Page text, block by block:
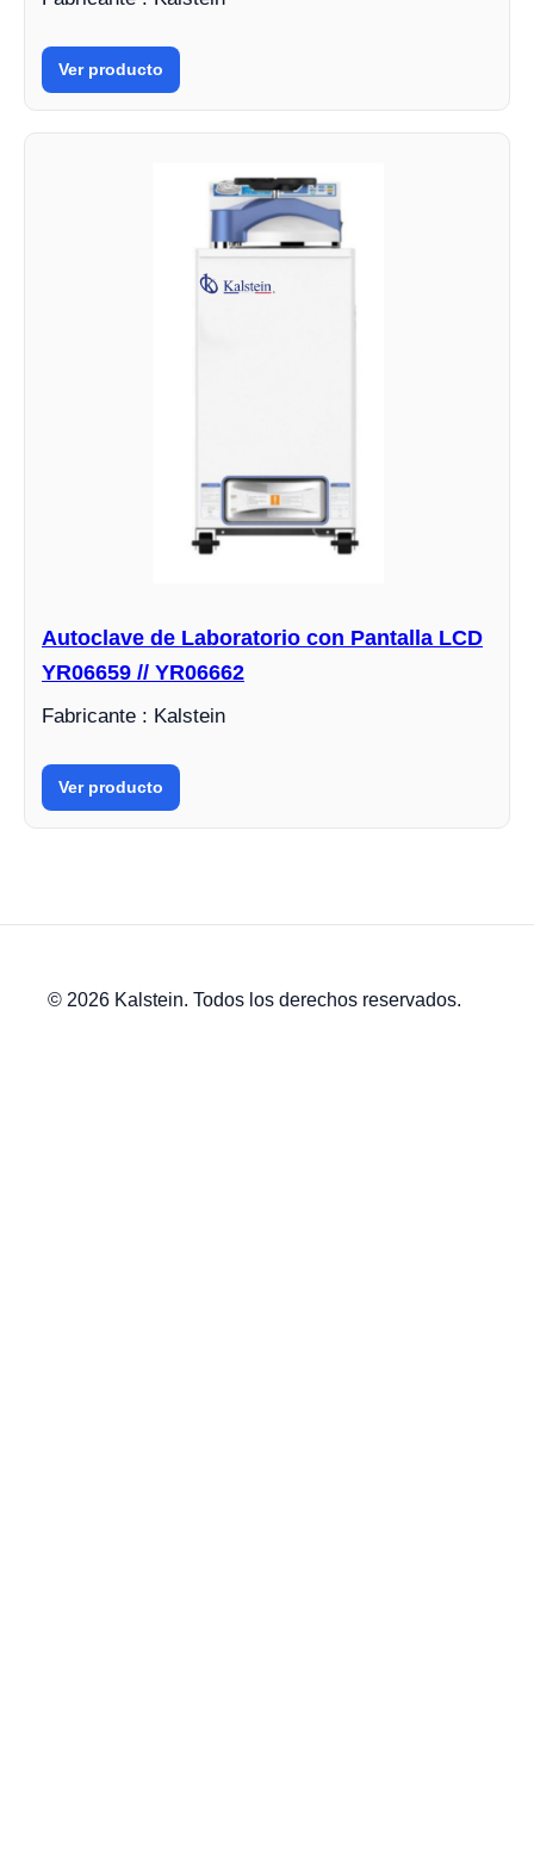
Ver producto
Autoclave de Laboratorio con Pantalla LCD
YR06659 // YR06662
Fabricante : Kalstein
Ver producto
© 2026 Kalstein. Todos los derechos reservados.